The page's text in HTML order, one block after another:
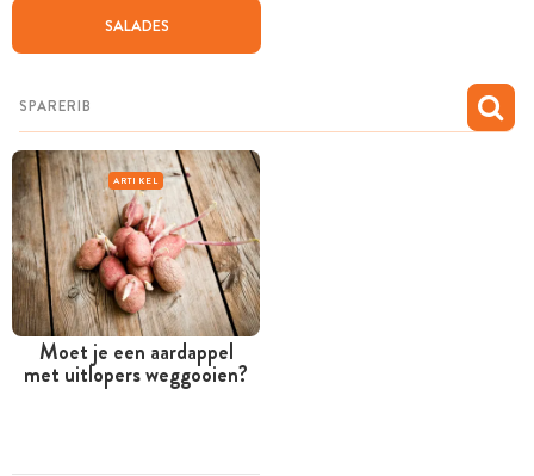
SALADES
ARTIKEL
Moet je een aardappel
met uitlopers weggooien?
CHAT MET MAIA
MIJN BEWAARDE RECEPTEN